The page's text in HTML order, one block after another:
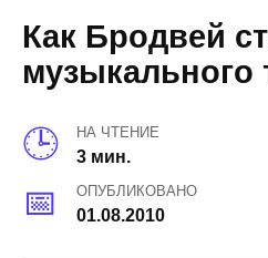
Как Бродвей
музыкального
НА ЧТЕНИЕ
3 мин.
ОПУБЛИКОВАНО
01.08.2010